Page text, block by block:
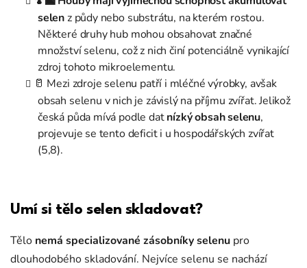
selenz půdy nebo substrátu, na kterém rostou.
Některé druhy hub mohou obsahovat značné
množství selenu, což z nich činí potenciálně vynikající
zdroj tohoto mikroelementu.
🥛 Mezi zdroje selenu patří i mléčné výrobky, avšak
obsah selenu v nich je závislý na příjmu zvířat. Jelikož
česká půda mívá podle datnízký obsah selenu,
projevuje se tento deficit i u hospodářských zvířat
(5,8).
Umí si tělo selen skladovat?
Tělo nemá specializované zásobníky selenu pro
dlouhodobého skladování. Nejvíce selenu se nachází